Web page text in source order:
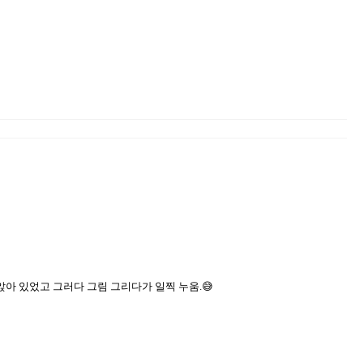
있었고 그러다 그림 그리다가 일찍 누움.😅